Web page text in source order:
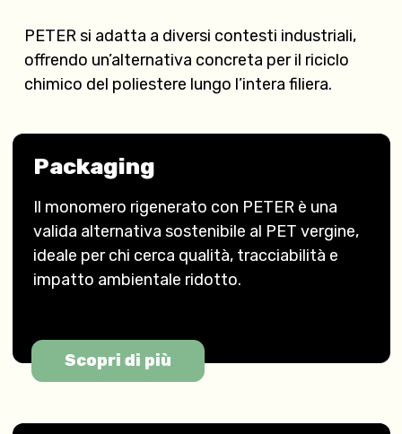
PETER si adatta a diversi contesti industriali,
offrendo un’alternativa concreta per il riciclo
chimico del poliestere lungo l’intera filiera.
Packaging
Il monomero rigenerato con PETER è una
valida alternativa sostenibile al PET vergine,
ideale per chi cerca qualità, tracciabilità e
impatto ambientale ridotto.
Scopri di più